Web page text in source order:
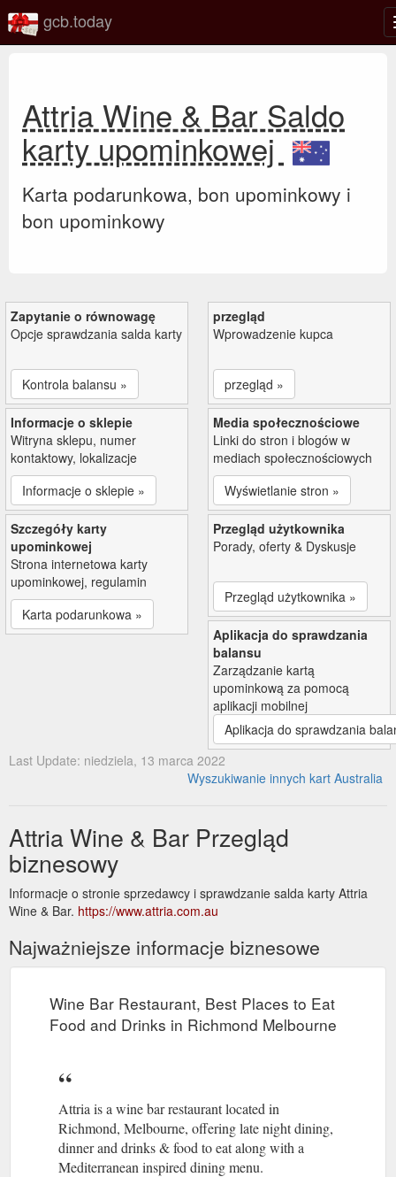
gcb.today
Attria Wine & Bar Saldo
karty upominkowej
Karta podarunkowa, bon upominkowy i
bon upominkowy
Zapytanie o równowagę
Opcje sprawdzania salda karty
Kontrola balansu »
przegląd
Wprowadzenie kupca
przegląd »
Informacje o sklepie
Witryna sklepu, numer
kontaktowy, lokalizacje
Informacje o sklepie »
Media społecznościowe
Linki do stron i blogów w
mediach społecznościowych
Wyświetlanie stron »
Szczegóły karty
upominkowej
Strona internetowa karty
upominkowej, regulamin
Karta podarunkowa »
Przegląd użytkownika
Porady, oferty & Dyskusje
Przegląd użytkownika »
Aplikacja do sprawdzania
balansu
Zarządzanie kartą
upominkową za pomocą
aplikacji mobilnej
Aplikacja do sprawdzania
Last Update: niedziela, 13 marca 2022
Wyszukiwanie innych kart Australia
Attria Wine & Bar Przegląd
biznesowy
Informacje o stronie sprzedawcy i sprawdzanie salda karty Attria
Wine & Bar. https://www.attria.com.au
Najważniejsze informacje biznesowe
Wine Bar Restaurant, Best Places to Eat
Food and Drinks in Richmond Melbourne
Attria is a wine bar restaurant located in
Richmond, Melbourne, offering late night dining,
dinner and drinks & food to eat along with a
Mediterranean inspired dining menu.